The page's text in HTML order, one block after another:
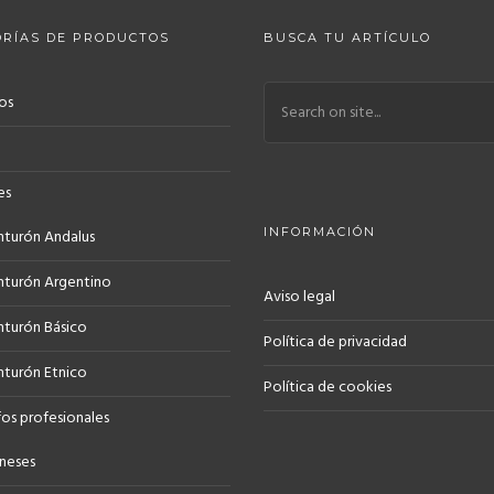
DE PRODUCTOS
Andalus
Argentino
Básico
Etnico
profesionales
BUSCA TU ARTÍCULO
INFORMACIÓN
Aviso legal
Política de privacidad
Política de cookies